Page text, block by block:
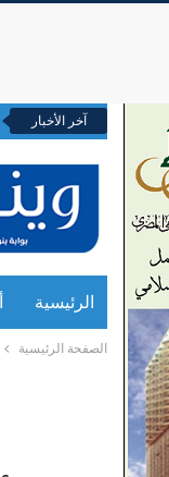
آخر الأخبار
الرئيسية
الصفحة الرئيسية